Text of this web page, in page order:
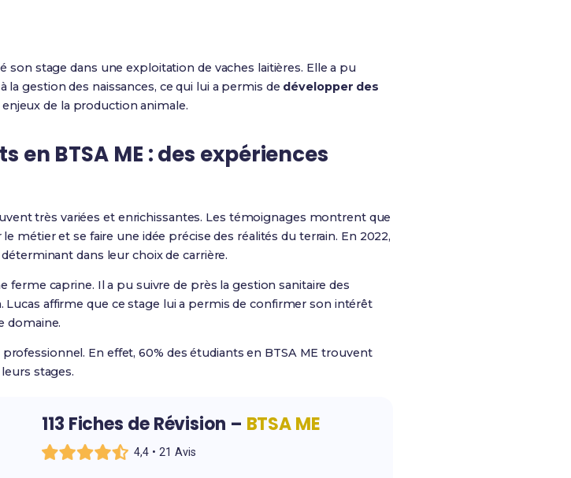
son stage dans une exploitation de vaches laitières. Elle a pu
la gestion des naissances, ce qui lui a permis de développer des
de la production animale.
BTSA ME : des expériences
très variées et enrichissantes. Les témoignages montrent que
et se faire une idée précise des réalités du terrain. En 2022,
dans leur choix de carrière.
ferme caprine. Il a pu suivre de près la gestion sanitaire des
affirme que ce stage lui a permis de confirmer son intérêt
domaine.
En effet, 60% des étudiants en BTSA ME trouvent
stages.
113 Fiches de Révision – BTSA ME
4,4 • 21 Avis